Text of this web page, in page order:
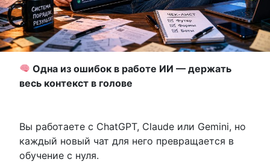
Одна из ошибок в работе ИИ — держать
весь контекст в голове
Вы работаете с ChatGPT, Claude или Gemini, но
каждый новый чат для него превращается в
обучение с нуля.